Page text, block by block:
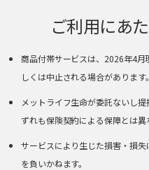
ご利用にあ
商品付帯サービスは、2026年4月
しくは中止される場合があります。
メットライフ生命が委託ないし
ずれも保険契約による保障とは異
サービスにより生じた損害・損
を負いかねます。